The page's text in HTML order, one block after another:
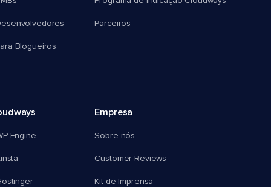
Blogueiros
Parceiros
Engine
Empresa
Sobre nós
Customer Reviews
Kit de Imprensa